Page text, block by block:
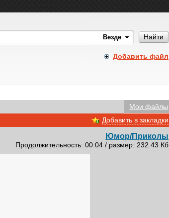
Найти
Добавить файл
Мои файлы
Добавить в закладки
Юмор/Приколы
Продолжительность: 00:04 / размер: 232.43 Кб